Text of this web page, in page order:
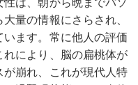
は、朝から晩までパソ
量の情報にさらされ、
います。常に他人の評価
により、脳の扁桃体が
崩れ、これが現代人特